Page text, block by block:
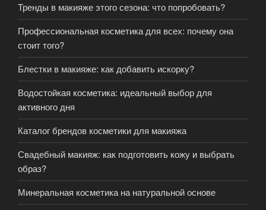
Тренды в макияже этого сезона: что попробовать?
Профессиональная косметика для всех: почему она
стоит того?
Блестки в макияже: как добавить искорку?
Водостойкая косметика: идеальный выбор для
активного дня
Каталог брендов косметики для макияжа
Свадебный макияж: как подготовить кожу и выбрать
образ?
Минеральная косметика на натуральной основе